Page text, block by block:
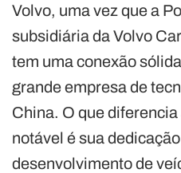
Volvo, uma vez que a
subsidiária da Volvo
tem uma conexão
grande empresa de
China. O que
notável é sua
desenvolvimento de